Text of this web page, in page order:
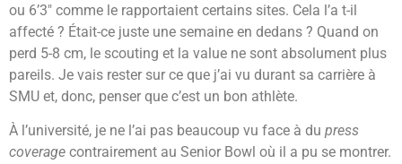
ou 6’3″ comme le rapportaient certains sites. Cela l’a t-il
affecté ? Était-ce juste une semaine en dedans ? Quand on
perd 5-8 cm, le scouting et la value ne sont absolument plus
pareils. Je vais rester sur ce que j’ai vu durant sa carrière à
SMU et, donc, penser que c’est un bon athlète.
À l’université, je ne l’ai pas beaucoup vu face à du press
coverage contrairement au Senior Bowl où il a pu se montrer.